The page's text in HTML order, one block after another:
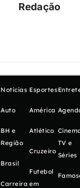
Redação
Notícias
Auto
BH e
Região
Brasil
Carreira
Esportes
América
Atlético
Cruzeiro
Futebol
em
TV e
Séries